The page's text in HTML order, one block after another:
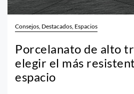
Consejos, Destacados, Espacios
Porcelanato de alto
elegir el más
espacio